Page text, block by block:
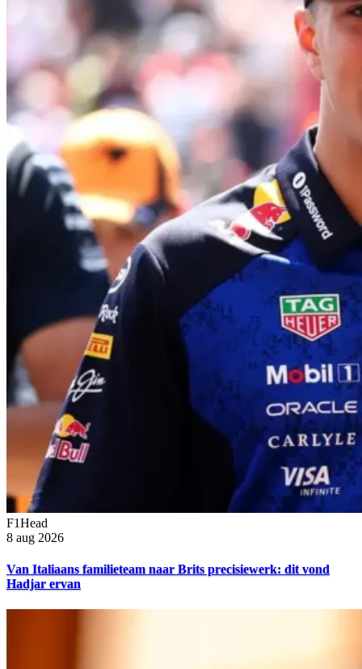
F1Head
8 aug 2026
Van Italiaans familieteam naar Brits precisiewerk: dit vond
Hadjar ervan